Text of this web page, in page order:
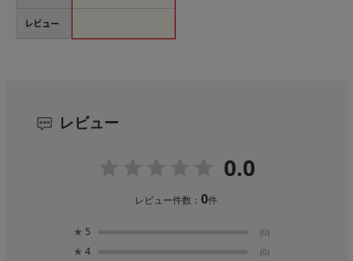
レビュー
レビュー
0.0
レビュー件数：0件
★ 5 (0)
★ 4 (0)